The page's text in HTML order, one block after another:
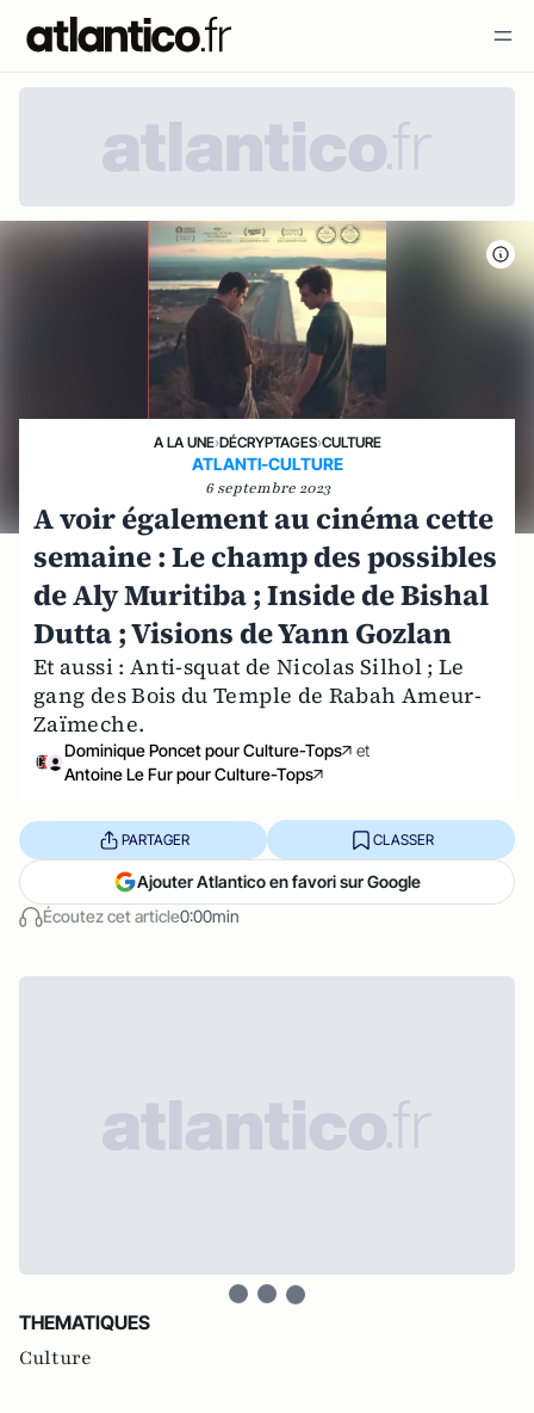
A LA UNE›DÉCRYPTAGES›CULTURE
ATLANTI-CULTURE
6 septembre 2023
A voir également au cinéma cette
semaine : Le champ des possibles
de Aly Muritiba ; Inside de Bishal
Dutta ; Visions de Yann Gozlan
Et aussi : Anti-squat de Nicolas Silhol ; Le
gang des Bois du Temple de Rabah Ameur-
Zaïmeche.
Dominique Poncet pour Culture-Tops
et
Antoine Le Fur pour Culture-Tops
Écoutez cet article0:00min
PARTAGER CLASSER
Ajouter Atlantico en favori sur Google
THEMATIQUES
Culture